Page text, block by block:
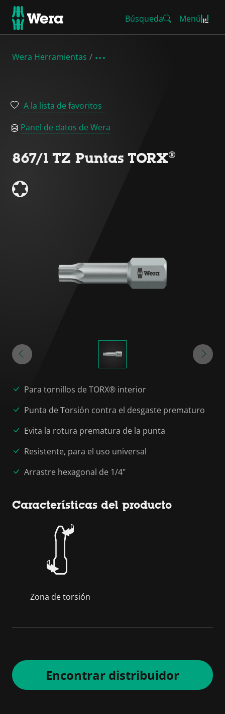
Búsqueda Menú
Wera Herramientas
A la lista de favoritos
Panel de datos de Wera
867/1 TZ Puntas TORX®
Para tornillos de TORX® interior
Punta de Torsión contra el desgaste prematuro
Evita la rotura prematura de la punta
Resistente, para el uso universal
Arrastre hexagonal de 1/4"
Características del producto
Zona de torsión
Encontrar distribuidor